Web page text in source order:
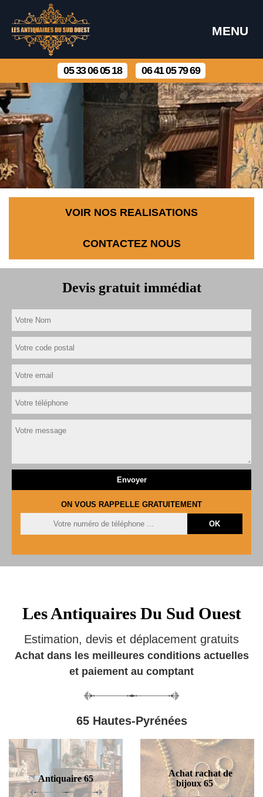
MENU
05 33 06 05 18 06 41 05 79 69
VOIR NOS REALISATIONS
CONTACTEZ NOUS
Devis gratuit immédiat
ON VOUS RAPPELLE GRATUITEMENT
Les Antiquaires Du Sud Ouest
Estimation, devis et déplacement gratuits
Achat dans les meilleures conditions actuelles
et paiement au comptant
65 Hautes-Pyrénées
Antiquaire 65
Achat rachat de
bijoux 65